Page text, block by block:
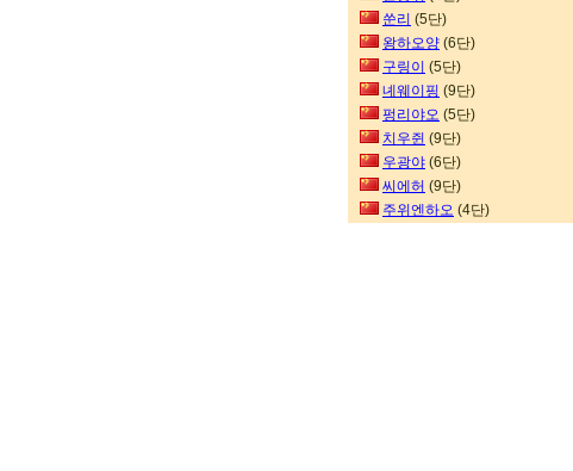
쑨리 (5단)
왕하오양 (6단)
구링이 (5단)
녜웨이핑 (9단)
펑리야오 (5단)
치우쥔 (9단)
우광야 (6단)
씨에허 (9단)
주위엔하오 (4단)